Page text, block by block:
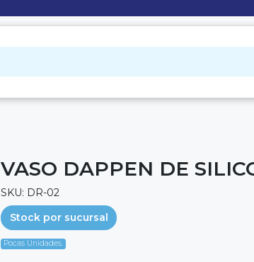
VASO DAPPEN DE
SKU: DR-02
Stock por sucursal
Pocas Unidades.